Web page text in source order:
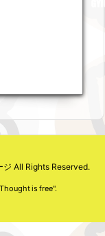
ジ All Rights Reserved.
Thought is free".